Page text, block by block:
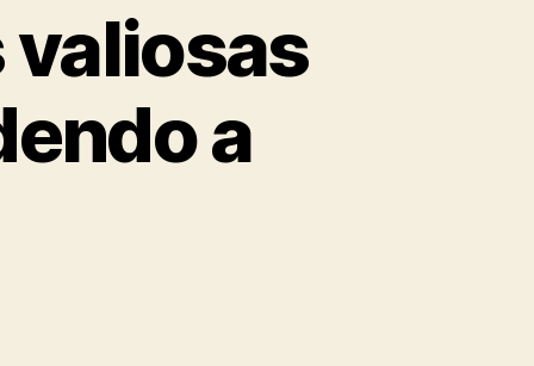
valiosas
a